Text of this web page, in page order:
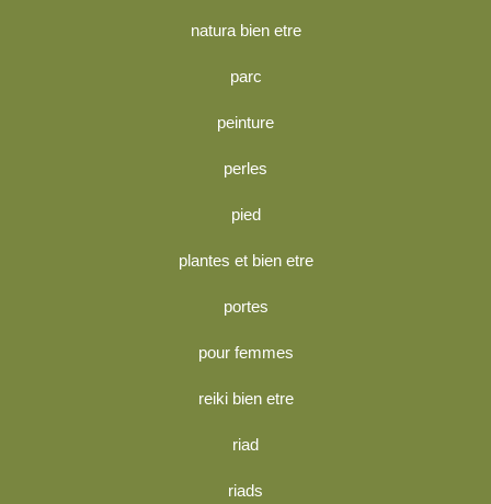
natura bien etre
parc
peinture
perles
pied
plantes et bien etre
portes
pour femmes
reiki bien etre
riad
riads